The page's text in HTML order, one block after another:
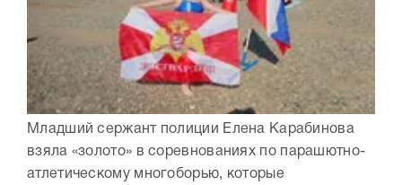
Младший сержант полиции Елена Карабинова
взяла «золото» в соревнованиях по парашютно-
атлетическому многоборью, которые